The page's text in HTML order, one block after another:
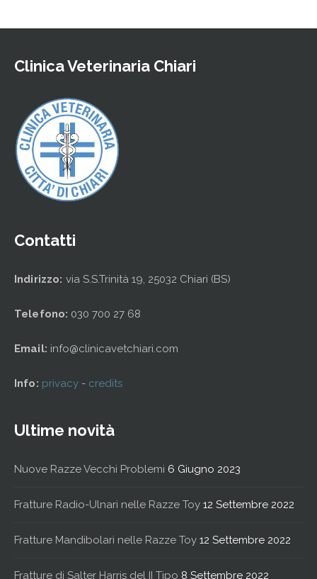
Clinica Veterinaria Chiari
Contatti
Indirizzo: via S.S.Trinità 19, 25032 Chiari (BS)
Telefono: 030 700 27 68
Email: info@clinicavetchiari.com
Info: privacy - credits
Ultime novità
Nuove Razze Vecchi Problemi 6 Giugno 2023
Fratture Radio-Ulnari nelle Razze Toy 12 Settembre 2022
Fratture Mandibolari nelle Razze Toy 12 Settembre 2022
Fratture di Salter Harris del II Tipo 8 Settembre 2022